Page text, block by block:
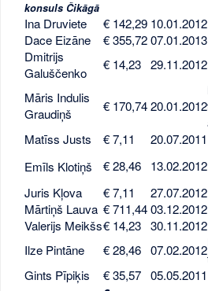
konsuls Čikāgā
Ina Druviete € 142,29 10.01.2012
Dace Eizāne
€ 355,72 07.01.2013
Dmitrijs
Galuščenko
€ 14,23 29.11.2012
Māris Indulis
Graudiņš
€ 170,74 20.01.2012
Matīss Justs
€ 7,11
20.07.2011
Emīls Klotiņš
€ 28,46
13.02.2012
Juris Kļova
€ 7,11
27.07.2012
Mārtiņš Lauva € 711,44 03.12.2012
Valerijs Meikšs€ 14,23 30.11.2012
Ilze Pintāne
€ 28,46 07.02.2012
Gints Pīpiķis
€ 35,57 05.05.2011